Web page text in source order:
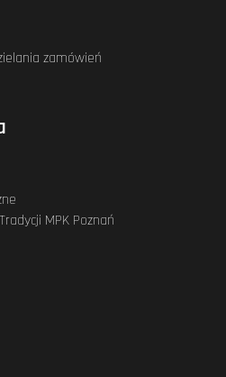
zamówień
MPK Poznań